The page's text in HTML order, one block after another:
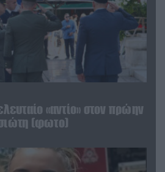
«αντίο» στον πρώην
(φωτο)